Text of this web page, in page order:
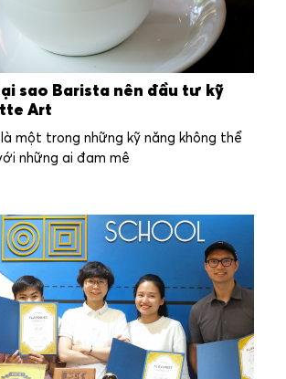
sao Barista nên đầu tư kỹ
Art
một trong những kỹ năng không thể
những ai đam mê